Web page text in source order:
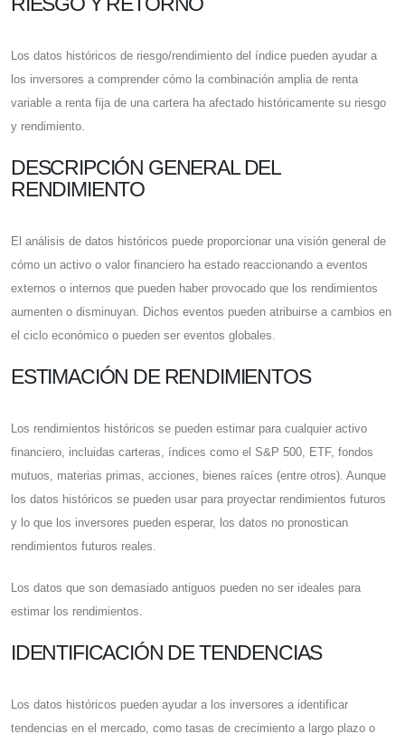
Los datos históricos de riesgo/rendimiento del índice pueden ayudar a
los inversores a comprender cómo la combinación amplia de renta
variable a renta fija de una cartera ha afectado históricamente su riesgo
y rendimiento.
DESCRIPCIÓN GENERAL DEL
RENDIMIENTO
El análisis de datos históricos puede proporcionar una visión general de
cómo un activo o valor financiero ha estado reaccionando a eventos
externos o internos que pueden haber provocado que los rendimientos
aumenten o disminuyan. Dichos eventos pueden atribuirse a cambios en
el ciclo económico o pueden ser eventos globales.
ESTIMACIÓN DE RENDIMIENTOS
Los rendimientos históricos se pueden estimar para cualquier activo
financiero, incluidas carteras, índices como el S&P 500, ETF, fondos
mutuos, materias primas, acciones, bienes raíces (entre otros). Aunque
los datos históricos se pueden usar para proyectar rendimientos futuros
y lo que los inversores pueden esperar, los datos no pronostican
rendimientos futuros reales.
Los datos que son demasiado antiguos pueden no ser ideales para
estimar los rendimientos.
IDENTIFICACIÓN DE TENDENCIAS
Los datos históricos pueden ayudar a los inversores a identificar
tendencias en el mercado, como tasas de crecimiento a largo plazo o